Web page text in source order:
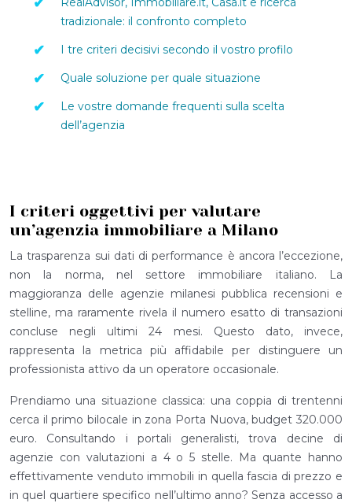
tradizionale: il confronto completo
I tre criteri decisivi secondo il vostro profilo
Quale soluzione per quale situazione
Le vostre domande frequenti sulla scelta
dell’agenzia
I criteri oggettivi per valutare
un’agenzia immobiliare a Milano
La trasparenza sui dati di performance è ancora l’eccezione,
non la norma, nel settore immobiliare italiano. La
maggioranza delle agenzie milanesi pubblica recensioni e
stelline, ma raramente rivela il numero esatto di transazioni
concluse negli ultimi 24 mesi. Questo dato, invece,
rappresenta la metrica più affidabile per distinguere un
professionista attivo da un operatore occasionale.
Prendiamo una situazione classica: una coppia di trentenni
cerca il primo bilocale in zona Porta Nuova, budget 320.000
euro. Consultando i portali generalisti, trova decine di
agenzie con valutazioni a 4 o 5 stelle. Ma quante hanno
effettivamente venduto immobili in quella fascia di prezzo e
in quel quartiere specifico nell’ultimo anno? Senza accesso a